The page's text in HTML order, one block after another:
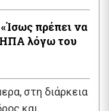
πρέπει να
λόγω του
στη διάρκεια
και